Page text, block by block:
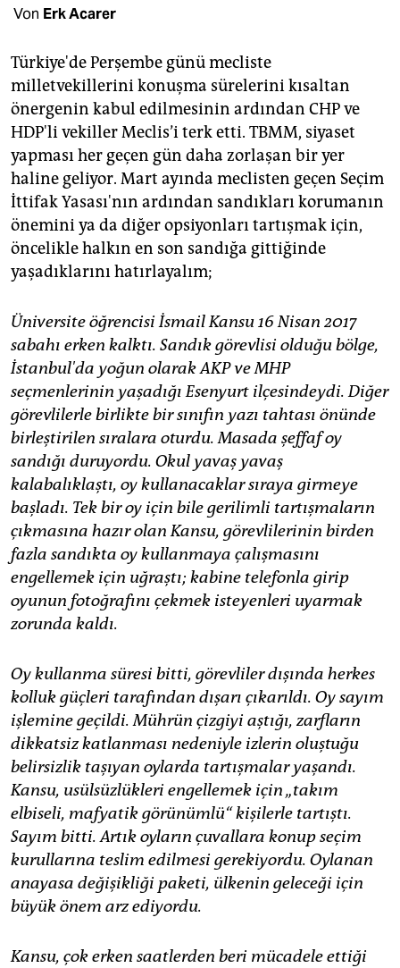
unterstützen
abo
genossenschaft
epaper login
Von Erk Acarer
Türkiye'de Perşembe günü mecliste
milletvekillerini konuşma sürelerini kısaltan
önergenin kabul edilmesinin ardından CHP ve
HDP'li vekiller Meclis’i terk etti. TBMM, siyaset
yapması her geçen gün daha zorlaşan bir yer
haline geliyor. Mart ayında meclisten geçen Seçim
İttifak Yasası'nın ardından sandıkları korumanın
önemini ya da diğer opsiyonları tartışmak için,
öncelikle halkın en son sandığa gittiğinde
yaşadıklarını hatırlayalım;
Üniversite öğrencisi İsmail Kansu 16 Nisan 2017
sabahı erken kalktı. Sandık görevlisi olduğu bölge,
İstanbul'da yoğun olarak AKP ve MHP
seçmenlerinin yaşadığı Esenyurt ilçesindeydi. Diğer
görevlilerle birlikte bir sınıfın yazı tahtası önünde
birleştirilen sıralara oturdu. Masada şeffaf oy
sandığı duruyordu. Okul yavaş yavaş
kalabalıklaştı, oy kullanacaklar sıraya girmeye
başladı. Tek bir oy için bile gerilimli tartışmaların
çıkmasına hazır olan Kansu, görevlilerinin birden
fazla sandıkta oy kullanmaya çalışmasını
engellemek için uğraştı; kabine telefonla girip
oyunun fotoğrafını çekmek isteyenleri uyarmak
zorunda kaldı.
Oy kullanma süresi bitti, görevliler dışında herkes
kolluk güçleri tarafından dışarı çıkarıldı. Oy sayım
işlemine geçildi. Mührün çizgiyi aştığı, zarfların
dikkatsiz katlanması nedeniyle izlerin oluştuğu
belirsizlik taşıyan oylarda tartışmalar yaşandı.
Kansu, usülsüzlükleri engellemek için „takım
elbiseli, mafyatik görünümlü“ kişilerle tartıştı.
Sayım bitti. Artık oyların çuvallara konup seçim
kurullarına teslim edilmesi gerekiyordu. Oylanan
anayasa değişikliği paketi, ülkenin geleceği için
büyük önem arz ediyordu.
Kansu, çok erken saatlerden beri mücadele ettiği